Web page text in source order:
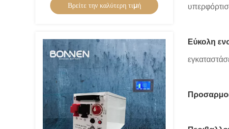
Βρείτε την καλύτερη τιμή
Εύκολη